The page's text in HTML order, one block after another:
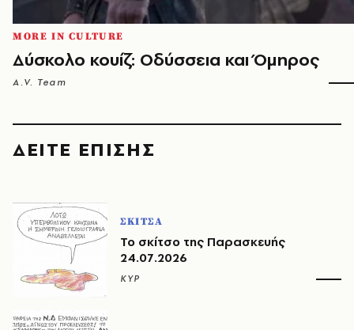
MORE IN CULTURE
Δύσκολο κουίζ: Οδύσσεια και Όμηρος
A.V. Team
ΔΕΙΤΕ ΕΠΙΣΗΣ
ΣΚΙΤΣΑ
Το σκίτσο της Παρασκευής
24.07.2026
ΚΥΡ